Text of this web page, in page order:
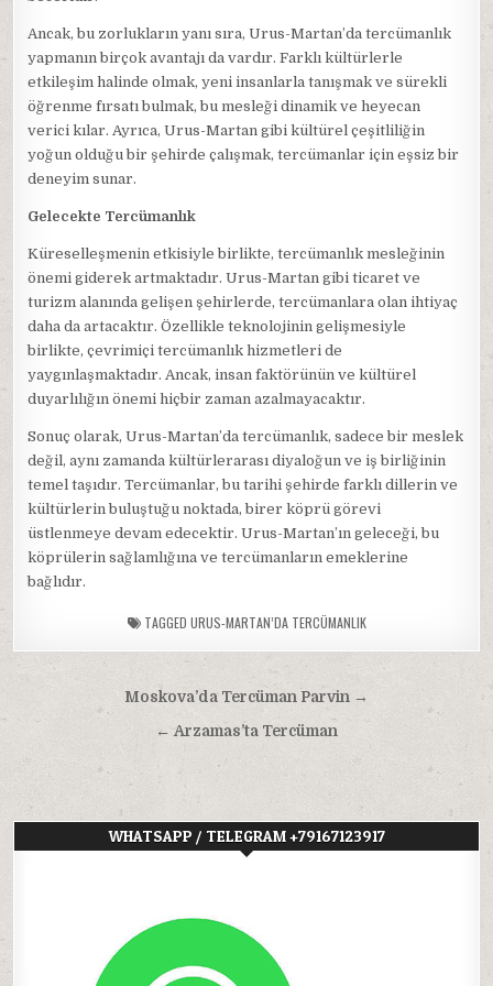
Ancak, bu zorlukların yanı sıra, Urus-Martan’da tercümanlık
yapmanın birçok avantajı da vardır. Farklı kültürlerle
etkileşim halinde olmak, yeni insanlarla tanışmak ve sürekli
öğrenme fırsatı bulmak, bu mesleği dinamik ve heyecan
verici kılar. Ayrıca, Urus-Martan gibi kültürel çeşitliliğin
yoğun olduğu bir şehirde çalışmak, tercümanlar için eşsiz bir
deneyim sunar.
Gelecekte Tercümanlık
Küreselleşmenin etkisiyle birlikte, tercümanlık mesleğinin
önemi giderek artmaktadır. Urus-Martan gibi ticaret ve
turizm alanında gelişen şehirlerde, tercümanlara olan ihtiyaç
daha da artacaktır. Özellikle teknolojinin gelişmesiyle
birlikte, çevrimiçi tercümanlık hizmetleri de
yaygınlaşmaktadır. Ancak, insan faktörünün ve kültürel
duyarlılığın önemi hiçbir zaman azalmayacaktır.
Sonuç olarak, Urus-Martan’da tercümanlık, sadece bir meslek
değil, aynı zamanda kültürlerarası diyaloğun ve iş birliğinin
temel taşıdır. Tercümanlar, bu tarihi şehirde farklı dillerin ve
kültürlerin buluştuğu noktada, birer köprü görevi
üstlenmeye devam edecektir. Urus-Martan’ın geleceği, bu
köprülerin sağlamlığına ve tercümanların emeklerine
bağlıdır.
TAGGED URUS-MARTAN’DA TERCÜMANLIK
gezinmesi
Moskova’da Tercüman Parvin →
← Arzamas’ta Tercüman
WHATSAPP / TELEGRAM +79167123917